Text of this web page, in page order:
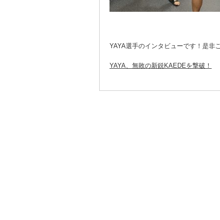
YAYA選手のインタビューです！是非
YAYA、無敗の新鋭KAEDEを撃破！